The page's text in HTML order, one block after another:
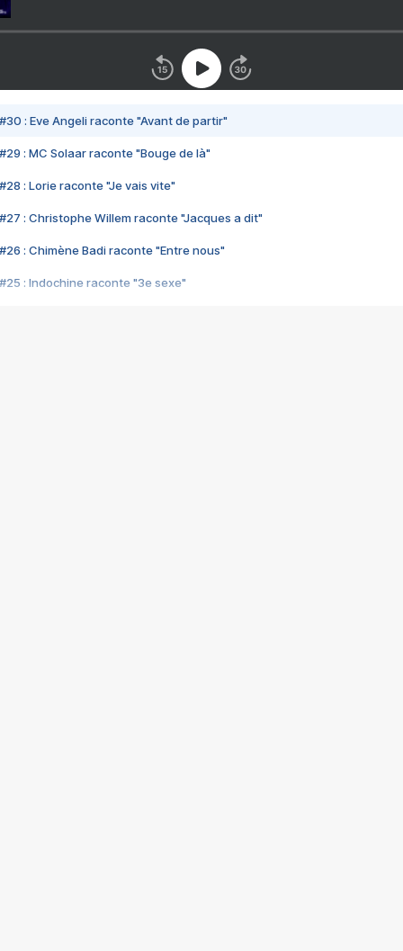
#30 : Eve Angeli raconte "Avant de partir"
#29 : MC Solaar raconte "Bouge de là"
#28 : Lorie raconte "Je vais vite"
#27 : Christophe Willem raconte "Jacques a dit"
#26 : Chimène Badi raconte "Entre nous"
#25 : Indochine raconte "3e sexe"